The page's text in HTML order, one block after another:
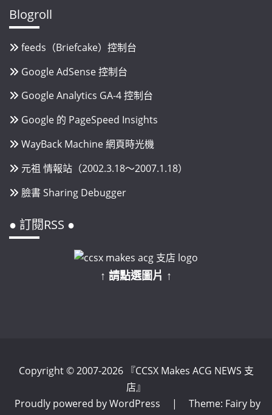
Blogroll
feeds（Briefcake）控制台
Google AdSense 控制台
Google Analytics GA-4 控制台
Google 的 PageSpeed Insights
WayBack Machine 網頁時光機
元祖 情報站（2002.3.18～2007.1.18）
臉書 Sharing Debugger
● 訂閱RSS ●
↑ 請點選圖片 ↑
Copyright © 2007-2026 『CCSX Makes ACG NEWS 支
店』
Proudly powered by WordPress
|
Theme: Fairy by